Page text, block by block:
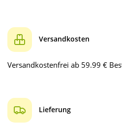
Versandkosten
Versandkostenfrei ab 59.99 €
Lieferung